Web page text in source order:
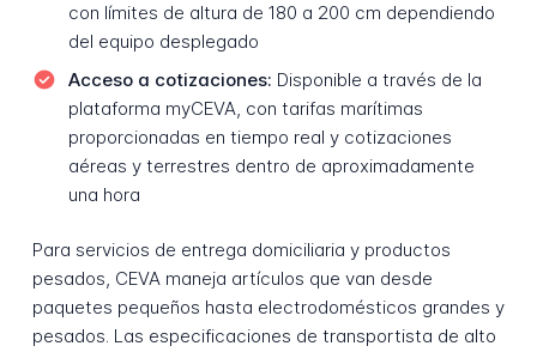
con límites de altura de 180 a 200 cm dependiendo
del equipo desplegado
Acceso a cotizaciones: Disponible a través de la
plataforma myCEVA, con tarifas marítimas
proporcionadas en tiempo real y cotizaciones
aéreas y terrestres dentro de aproximadamente
una hora
Para servicios de entrega domiciliaria y productos
pesados, CEVA maneja artículos que van desde
paquetes pequeños hasta electrodomésticos grandes y
pesados. Las especificaciones de transportista de alto